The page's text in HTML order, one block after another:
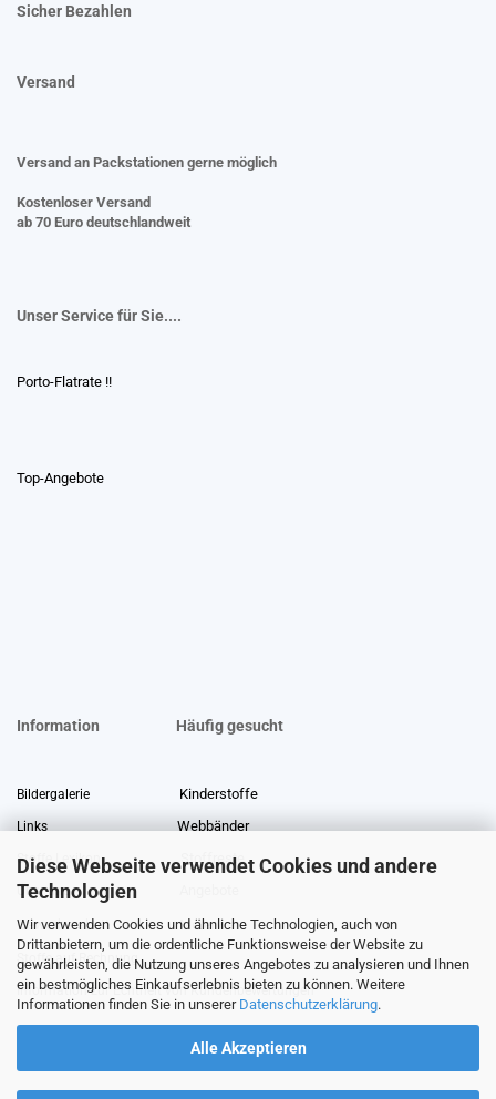
Diese Webseite verwendet Cookies und andere
Technologien
Wir verwenden Cookies und ähnliche Technologien, auch von
Drittanbietern, um die ordentliche Funktionsweise der Website zu
gewährleisten, die Nutzung unseres Angebotes zu analysieren und Ihnen
ein bestmögliches Einkaufserlebnis bieten zu können. Weitere
Informationen finden Sie in unserer Datenschutzerklärung.
Alle Akzeptieren
Sicher Bezahlen
Versand
Versand an Packstationen gerne möglich
Kostenloser Versand
ab 70 Euro deutschlandweit
Unser Service für Sie....
Porto-Flatrate !!
Top-Angebote
Information Häufig gesucht
Bildergalerie Kinderstoffe
Links Webbänder
Stoffe Lexikon Stoffreste
Über uns
Gewerberabatt Meterware
Stoffe auf Rechnung
Information zur Echtheit von Kundenbewertungen